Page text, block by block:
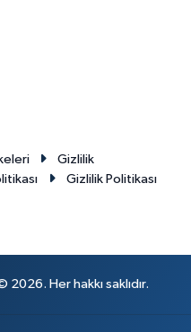
Gizlilik
Gizlilik Politikası
Her hakkı saklıdır.